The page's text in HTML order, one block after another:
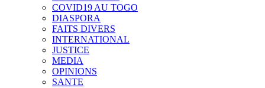
COVID19 AU TOGO
DIASPORA
FAITS DIVERS
INTERNATIONAL
JUSTICE
MEDIA
OPINIONS
SANTE